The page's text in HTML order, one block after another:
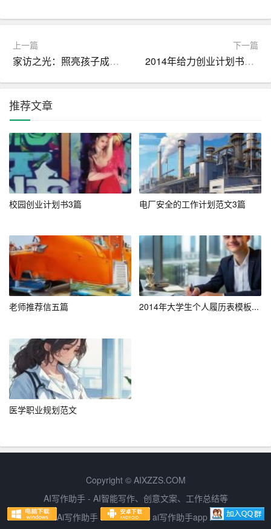
步骤一：复制简历内容
2. 使用鼠标选中需要复制的简历内容，包括求职者的基本
信息、工作经验、教育背景等。
3. 右键点击选中的内容，选择“复制”命令，或者使用快捷键
Ctrl+C进行复制。
步骤二：粘贴到目标文档
2. 将光标定位到需要粘贴简历的位置。
3. 右键点击，选择“粘贴”命令，或者使用快捷键Ctrl+V进行
粘贴。
1. 粘贴后的简历内容可能需要调整格式，以确保与目标文
档的整体风格一致。
2. 可以通过修改字体、字号、行间距等，使简历内容更加
美观易读。
2. 可以选择保存为Word、Excel或者PDF格式，根据需要
选择合适的格式。
上一篇
家访之光：照亮孩子成长之路，构建家校共育新格局
下一篇
2014年给力创业计划书模板，各行业通杀
推荐文章
校园创业计划书3篇 电厂安全的工作计划范文3篇
老师推荐信五篇 2014年大学生个人履历表模板...
医学职业规划范文
Copyright © AIXZZS.COM
AI写作助手 - AI智能写作、创意文案、工作总结等
Ai写作助手
ai写作助手app